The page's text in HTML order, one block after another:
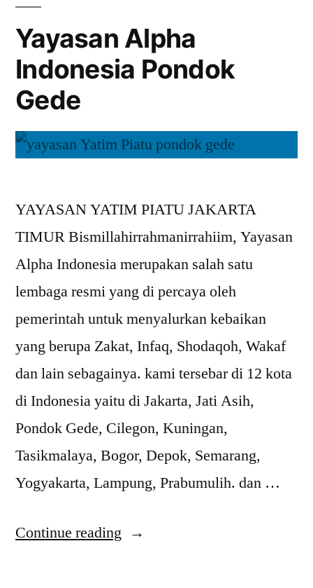
Yayasan Alpha
Indonesia Pondok
Gede
YAYASAN YATIM PIATU JAKARTA
TIMUR Bismillahirrahmanirrahiim, Yayasan
Alpha Indonesia merupakan salah satu
lembaga resmi yang di percaya oleh
pemerintah untuk menyalurkan kebaikan
yang berupa Zakat, Infaq, Shodaqoh, Wakaf
dan lain sebagainya. kami tersebar di 12 kota
di Indonesia yaitu di Jakarta, Jati Asih,
Pondok Gede, Cilegon, Kuningan,
Tasikmalaya, Bogor, Depok, Semarang,
Yogyakarta, Lampung, Prabumulih. dan …
Continue reading